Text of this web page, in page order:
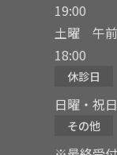
19:00
土曜 午
18:00
休診日
日曜・祝日
その他